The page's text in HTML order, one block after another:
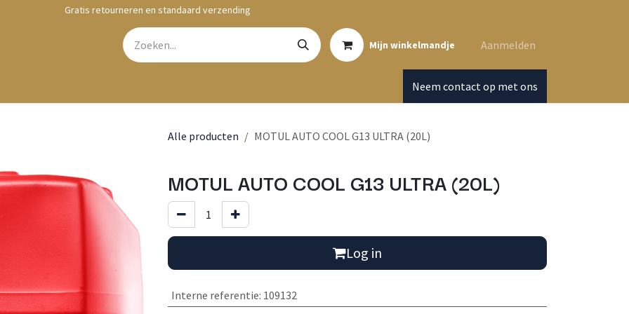
Gratis retourneren en standaard verzending
Mijn winkelmandje Aanmelden
Neem contact op met ons
Alle producten MOTUL AUTO COOL G13 ULTRA (20L)
MOTUL AUTO COOL G13 ULTRA (20L)
Log in
Interne referentie: 109132